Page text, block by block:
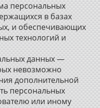
персональных
в базах
и обеспечивающих
технологий и
данных —
невозможно
дополнительной
персональных
или иному